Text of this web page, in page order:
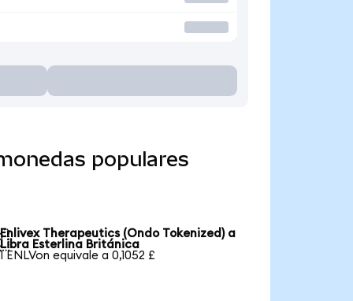
populares
Enlivex Therapeutics (Ondo Tokenized) a
Libra Esterlina Británica
1 ENLVon equivale a 0,1052 £